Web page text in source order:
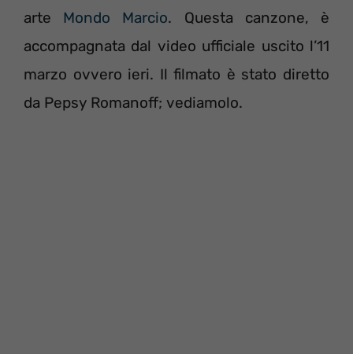
arte Mondo Marcio. Questa canzone, è
accompagnata dal video ufficiale uscito l’11
marzo ovvero ieri. Il filmato è stato diretto
da Pepsy Romanoff; vediamolo.